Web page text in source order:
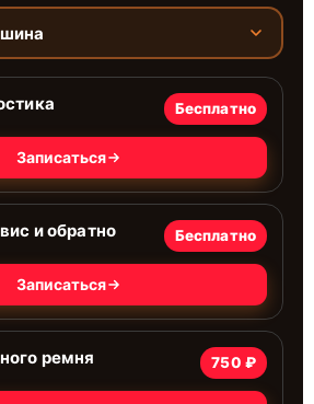
Бесплатно
Записаться
и обратно Бесплатно
Записаться
ремня 750 ₽